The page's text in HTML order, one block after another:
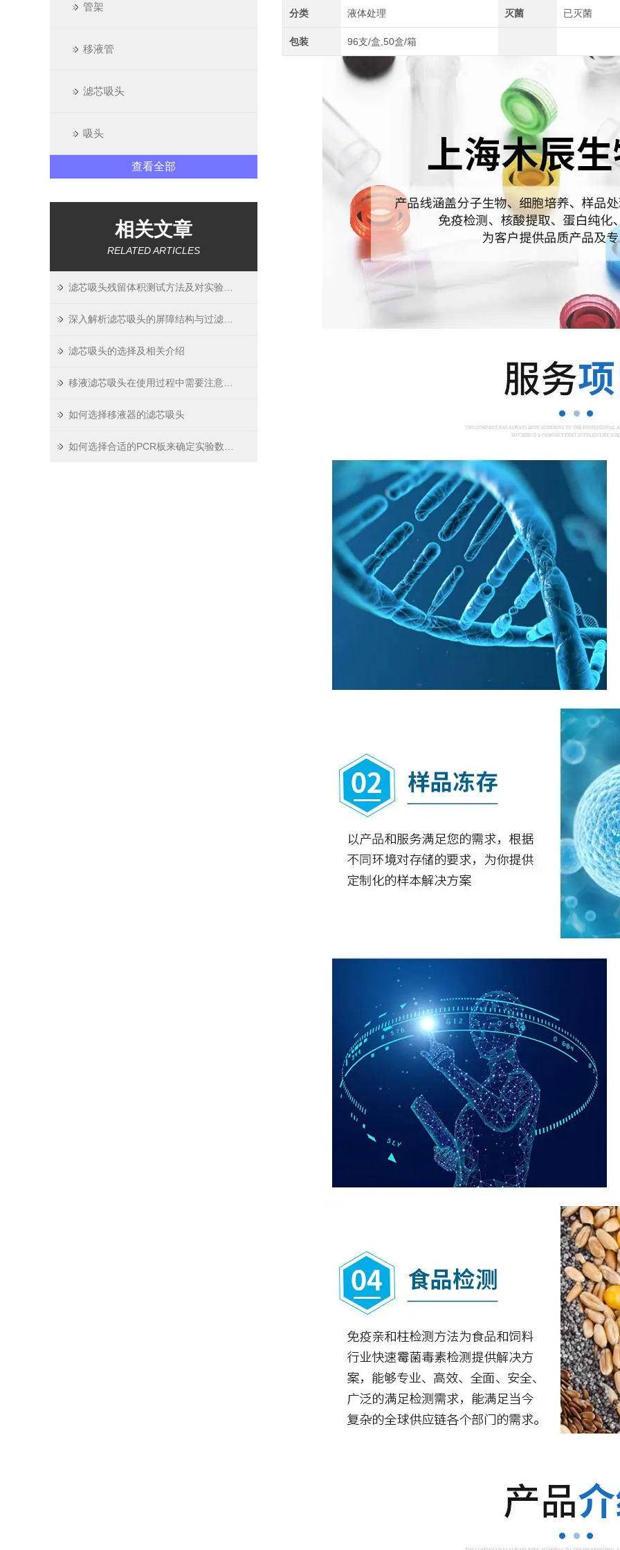
管架
移液管
滤芯吸头
吸头
查看全部
相关文章
RELATED ARTICLES
滤芯吸头的选择及相关介绍
如何选择移液器的滤芯吸头
分类 液体处理 灭菌 已灭菌
包装 96支/盒,50盒/箱